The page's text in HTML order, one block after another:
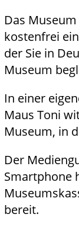
Das
kostenfrei
der Sie in
Museum
In einer
Maus Toni
Museum, in
Der
Smartphone
bereit.